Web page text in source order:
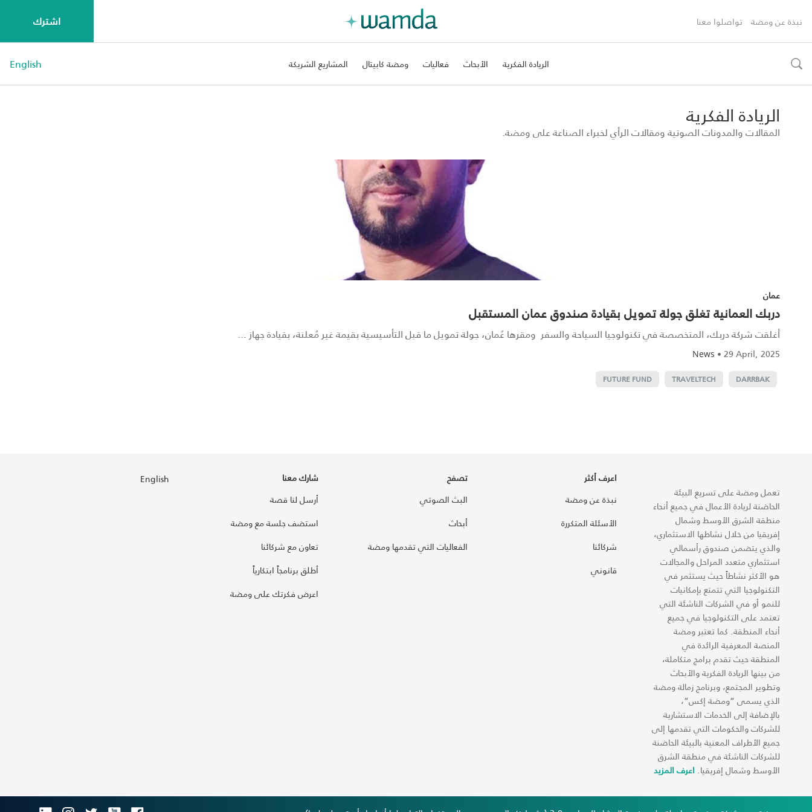
نبذة عن ومضة تواصلوا معنا اشترك
toggle
الريادة الفكرية الأبحاث فعاليات ومضة كابيتال المشاريع الشريكة English
الريادة الفكرية
المقالات والمدونات الصوتية ومقالات الرأي لخبراء الصناعة على ومضة.
عمان
دربك العمانية تغلق جولة تمويل بقيادة صندوق عمان المستقبل
أغلقت شركة دربك، المتخصصة في تكنولوجيا السياحة والسفر ومقرها عُمان، جولة تمويل ما قبل التأسيسية بقيمة غير مُعلنة، بقيادة جهاز ...
News •29 April, 2025
DARRBAK
TRAVELTECH
FUTURE FUND
تعمل ومضة على تسريع البيئة
الحاضنة لريادة الأعمال في جميع أنحاء
منطقة الشرق الأوسط وشمال
إفريقيا من خلال نشاطها الاستثماري،
والذي يتضمن صندوق رأسمالي
استثماري متعدد المراحل والمجالات
هو الأكثر نشاطاً حيث يستثمر في
التكنولوجيا التي تتمتع بإمكانيات
للنمو أو في الشركات الناشئة التي
تعتمد على التكنولوجيا في جميع
أنحاء المنطقة. كما تعتبر ومضة
المنصة المعرفية الرائدة في
المنطقة حيث تقدم برامج متكاملة،
من بينها الريادة الفكرية والأبحاث
وتطوير المجتمع، وبرنامج زمالة ومضة
الذي يسمى “ومضة إكس“،
بالإضافة إلى الخدمات الاستشارية
للشركات والحكومات التي تقدمها إلى
جميع الأطراف المعنية بالبيئة الحاضنة
للشركات الناشئة في منطقة الشرق
الأوسط وشمال إفريقيا. اعرف المزيد
اعرف أكثر
نبذة عن ومضة
الأسئلة المتكررة
شركائنا
قانوني
تصفح
البث الصوتي
أبحاث
الفعاليات التي تقدمها ومضة
شارك معنا
أرسل لنا قصة
استضف جلسة مع ومضة
تعاون مع شركائنا
أطلق برنامجاً ابتكارياً
اعرض فكرتك على ومضة
English